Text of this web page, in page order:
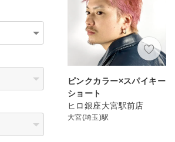
ピンクカラー×スパイキー
ショート
ヒロ銀座大宮駅前店
大宮(埼玉)駅